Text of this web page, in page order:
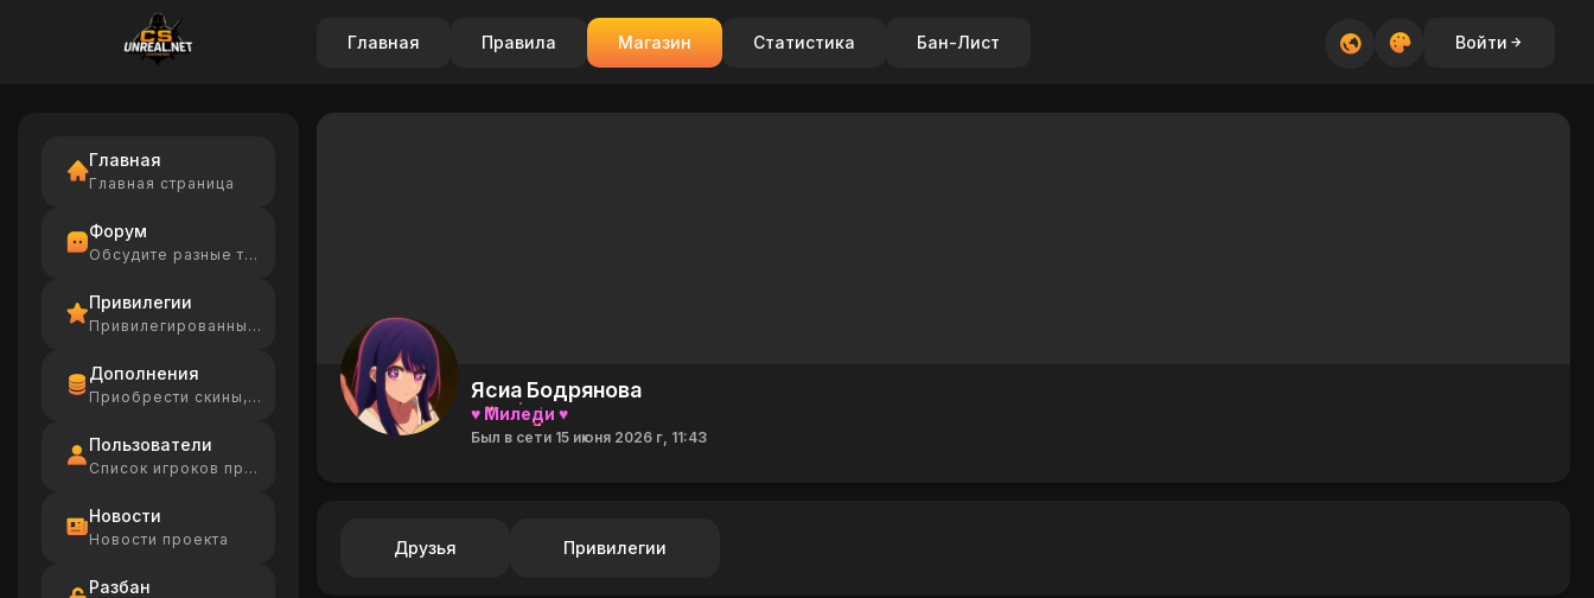
Главная Правила Магазин Статистика Бан-Лист Войти
Главная
Главная страница
Форум
Обсудите разные темы
Привилегии
Привилегированные игроки
Дополнения
Приобрести скины, Ammo
Пользователи
Список игроков проекта
Новости
Новости проекта
Разбан
Ясиа Бодрянова
♥ Миледи ♥
Был в сети 15 июня 2026 г, 11:43
Друзья Привилегии